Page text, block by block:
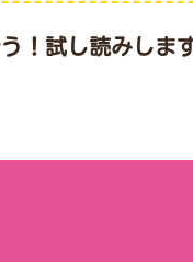
！試し読みしま